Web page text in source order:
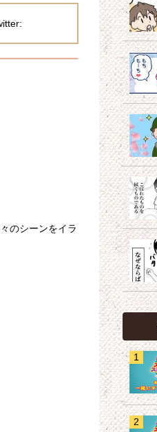
のシーンをイラ
1
2